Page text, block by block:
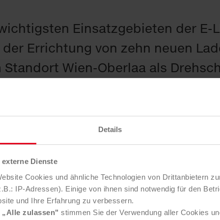
Details
Dienste
Cookies und ähnliche Technologien von Drittanbietern
IP-Adressen). Einige von ihnen sind notwendig für den
und Ihre Erfahrung zu verbessern.
„Alle zulassen" stimmen Sie der Verwendung aller Cookies
Einsatzgebieten der E-
Errichtung von zehn neuen
Wien-Oberlaa als
weiter aus. Die 24
sowie 4 AC-Ladepunkte.
für E-PKW mit geringerer
mit Gleichstrom eine
relevant für schwere
Inbetriebnahme markiert einen
Weg, den Einsatz von E-LKW im